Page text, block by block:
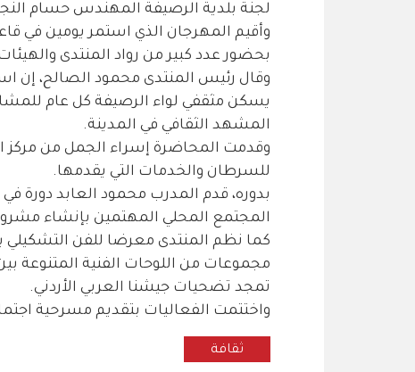
لجنة بلدية الرصيفة المهندس حسام
وأقيم المهرجان الذي استمر يومين في
بحضور عدد كبير من رواد المنتدى والهيئات
وقال رئيس المنتدى محمود الصالح، إن
يسكن مثقفي لواء الرصيفة كل عام
المشهد الثقافي في المدينة.
وقدمت المحاضرة إسراء الجمل من
للسرطان والخدمات التي يقدمها.
بدوره، قدم المدرب محمود العابد دورة
المجتمع المحلي المهتمين بإنشاء
كما نظم المنتدى معرضا للفن التشكيلي
مجموعات من اللوحات الفنية المتنوعة بين
تمجد تضحيات جيشنا العربي الأردني.
واختتمت الفعاليات بتقديم مسرحية
ثقافة